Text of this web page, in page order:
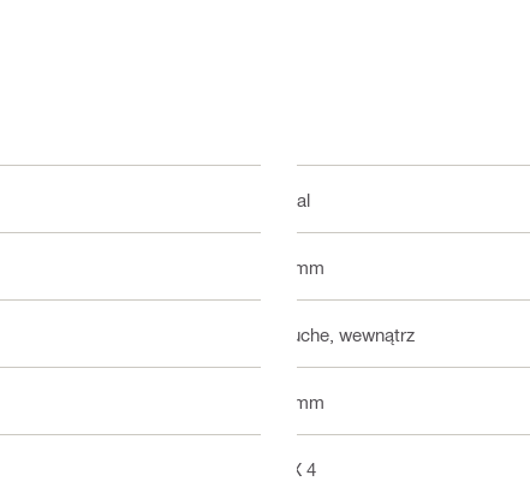
Stal
4 mm
Suche, wewnątrz
3 mm
BX 4